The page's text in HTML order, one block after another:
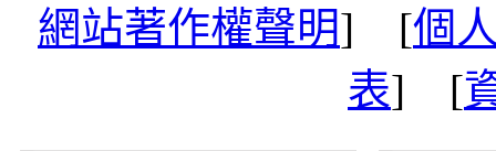
網站著作權聲明] [個
表] [